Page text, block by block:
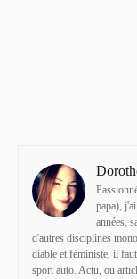
papa),
années,
d'autres disciplines
diable et féministe, il
sport auto. Actu, ou